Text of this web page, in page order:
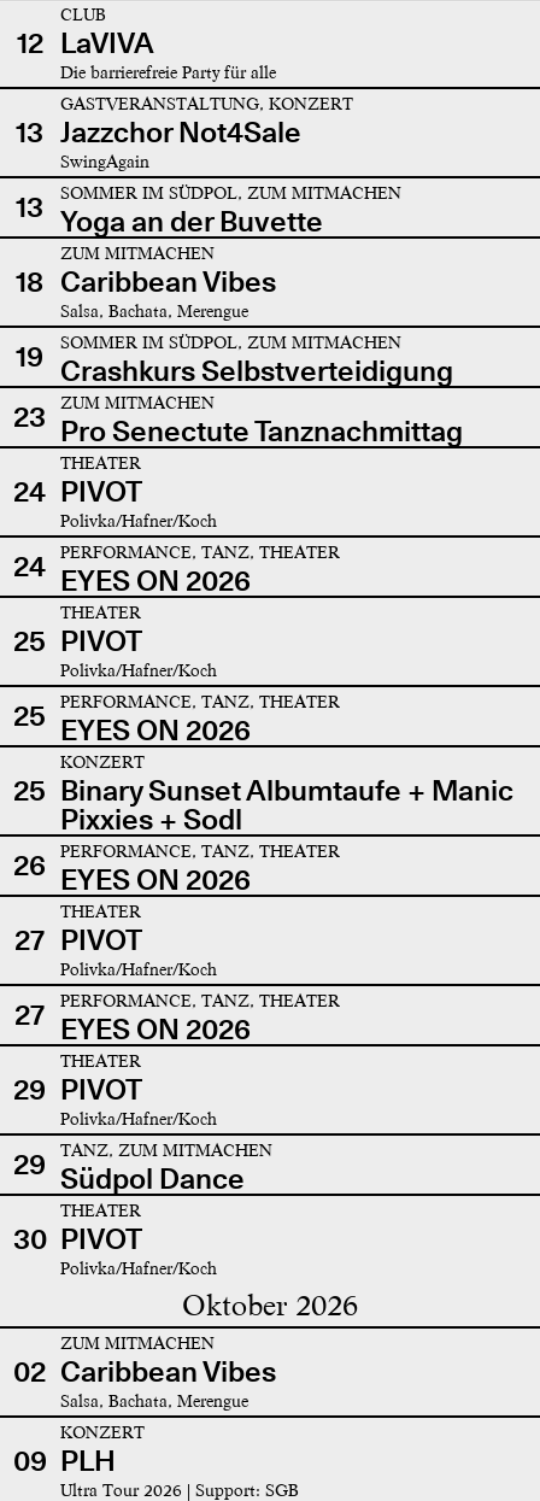
12
CLUB
LaVIVA
Die barrierefreie Party für alle
13
GASTVERANSTALTUNG, KONZERT
Jazzchor Not4Sale
SwingAgain
13 SOMMER IM SÜDPOL, ZUM MITMACHEN
Yoga an der Buvette
18
ZUM MITMACHEN
Caribbean Vibes
Salsa, Bachata, Merengue
19 SOMMER IM SÜDPOL, ZUM MITMACHEN
Crashkurs Selbstverteidigung
23
ZUM MITMACHEN
Pro Senectute Tanznachmittag
24
THEATER
PIVOT
Polivka/Hafner/Koch
24 PERFORMANCE, TANZ, THEATER
EYES ON 2026
25
THEATER
PIVOT
Polivka/Hafner/Koch
25 PERFORMANCE, TANZ, THEATER
EYES ON 2026
25
KONZERT
Binary Sunset Albumtaufe + Manic
Pixxies + Sodl
26
PERFORMANCE, TANZ, THEATER
EYES ON 2026
27
THEATER
PIVOT
Polivka/Hafner/Koch
27 PERFORMANCE, TANZ, THEATER
EYES ON 2026
29
THEATER
PIVOT
Polivka/Hafner/Koch
29 TANZ, ZUM MITMACHEN
Südpol Dance
30
THEATER
PIVOT
Polivka/Hafner/Koch
Oktober 2026
02
ZUM MITMACHEN
Caribbean Vibes
Salsa, Bachata, Merengue
09
KONZERT
PLH
Ultra Tour 2026 | Support: SGB